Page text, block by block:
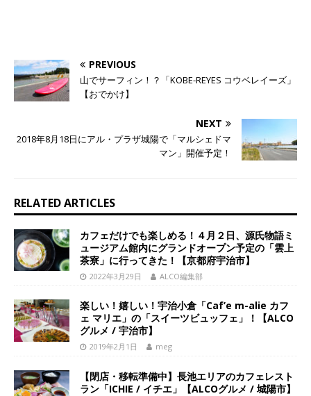
PREVIOUS
山でサーフィン！？「KOBE-REYES コウベレイーズ」
【おでかけ】
NEXT
2018年8月18日にアル・プラザ城陽で「マルシェドマ
マン」開催予定！
RELATED ARTICLES
カフェだけでも楽しめる！４月２日、源氏物語ミ
ュージアム館内にグランドオープン予定の「雲上
茶寮」に行ってきた！【京都府宇治市】
2022年3月29日 ALCO編集部
楽しい！嬉しい！宇治小倉「Caf’e m-alie カフ
ェ マリエ」の「スイーツビュッフェ」！【ALCO
グルメ / 宇治市】
2019年2月1日 meg
【閉店・移転準備中】長池エリアのカフェレスト
ラン「ICHIE / イチエ」【ALCOグルメ / 城陽市】